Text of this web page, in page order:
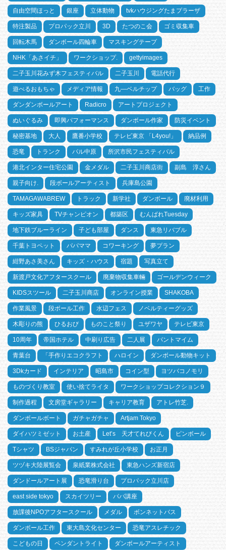
自由空間ほっと 銀座 立体動物 tvkハウジングたまプラーザ
特注製品 プロパック立川 3D たつのこ会 ゴミ収集車
回転木馬 ダンボール四輪車 マスキングテープ
NHK「あさイチ」 ワークショップ. gettyimages
二子玉川花みず木フェスティバル 二子玉川 電話代行
遊べるおもちゃ メディア情報 九―ベルチップ バッグ 工作
ダンダンボールアート Radicro アートプロジェクト
ぬいぐるみ 即興パフォーマンス ダンボール作家 防災イベント
秘密基地 大人 鷹番小学校 テレビ東京 「L4you!」 納品例
恐竜 トランク パル中原 所沢市民フェスティバル
港北インター住宅公園 金メダル 二子玉川商店街 副島 淳さん
親子向け. 段ボールアーティスト 兵庫島公園
TAMAGAWABREW トラック 新学社 ダンボール 廃材利用
キッズ家具 TVチャンピオン 都築区 むんぱれTuesday
地下鉄ブルーライン 子ども部屋 ダンス 東急リバブル
千葉トヨペット パパママ コワーキング 夢プラン
紺野あさ美さん キッズ・ハウス 宿題 写真立て
新渡戸文化アフタースクール 廃棄物収集車輛 ゴールデンウィーク
KIDSスツール 二子玉川商店 オンライン授業 SHAKOBA
作業風景 段ボール工作 水辺フェス ノベルティーグッズ
木彫りの熊 ひるおび ものこと祭り ユザワヤ テレビ東京
10周年 帝国ホテル 中刷り広告 二人展 パントマイム
青葉台 「手作りエコクラフト ハロイン ダンボール動物キット
3Dkカード インテリア 昭島市 コイン型 ヨツバコノモリ
ものづくり教室 使い捨てライタ ワークショップコレクション９
制作過程 文房堂ギャラリー キャリア教育 アトレ竹芝.
ダンボールボート ガチャガチャ Artjam Tokyo
ダイハツミゼット お土産 Let’s 天才てれびくん ピンボール
Tシャツ BSジャパン すみれが丘小学校 お正月
ツヅキ大陸展覧会 泉紙業株式会社 東急ハンズ新宿店
ダンドールアート展 恐竜滑り台 プロパック立川店
east side tokyo スカイツリー パパ講座
放課後NPOアフタースクール メダル ボンネットバス
ダンボール工作 東大島文化センター 恐竜アスレチック
こどもの日 ペンダントライト ダンボールアーティスト